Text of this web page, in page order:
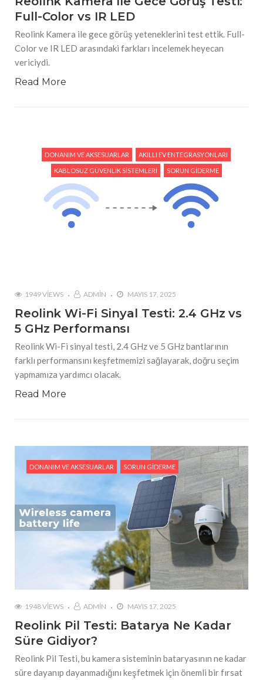
Full-Color vs IR LED
Reolink Kamera ile gece görüş yeteneklerini test ettik. Full-
Color ve IR LED arasındaki farkları incelemek heyecan
vericiydi.
Read More
DONANIM VE AKSESUARLAR AKILLI EV ENTEGRASYONLARI
KABLOSUZ GÜVENLIK SISTEMLERI SORUN GIDERME
1949 VIEWS ADMIN MAYIS 17, 2025
Reolink Wi-Fi Sinyal Testi: 2.4 GHz vs
5 GHz Performansı
Reolink Wi-Fi sinyal testi, 2.4 GHz ve 5 GHz bantlarının
farklı performansını keşfetmemizi sağlayarak, doğru seçim
yapmamıza yardımcı olacak.
Read More
DONANIM VE AKSESUARLAR SORUN GIDERME
1948 VIEWS ADMIN MAYIS 17, 2025
Reolink Pil Testi: Batarya Ne Kadar
Süre Gidiyor?
Reolink Pil Testi, bu kamera sisteminin bataryasının ne kadar
süre dayanıp dayanmadığını keşfetmek için önemli bir fırsat